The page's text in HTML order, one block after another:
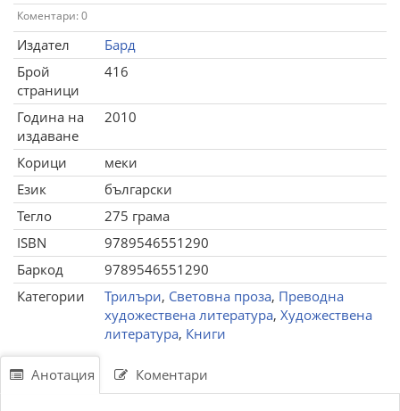
Коментари: 0
Издател
Бард
Брой
страници
416
Година на
издаване
2010
Корици
меки
Език
български
Тегло
275 грама
ISBN
9789546551290
Баркод
9789546551290
Категории
Трилъри, Световна проза, Преводна
художествена литература, Художествена
литература, Книги
Анотация Коментари